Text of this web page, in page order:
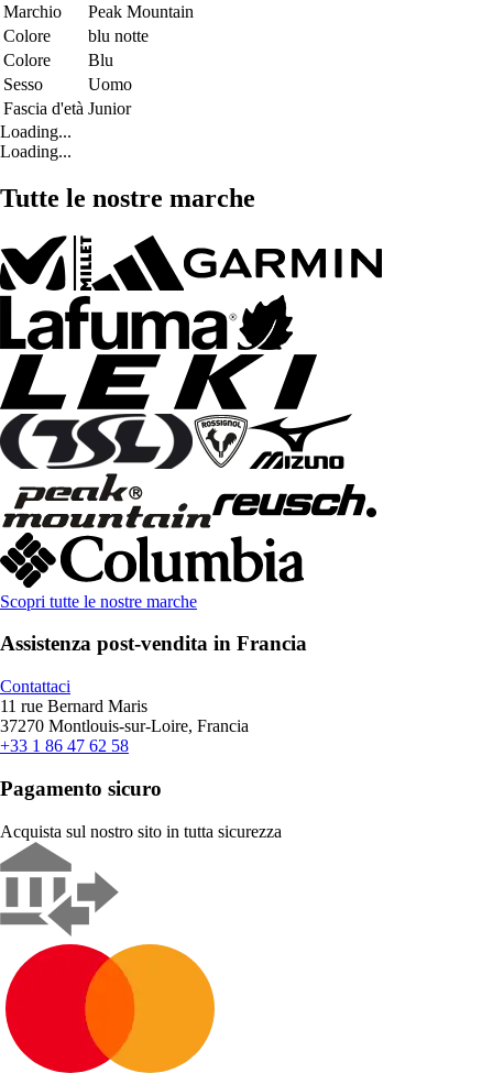
Marchio
Peak Mountain
Colore
blu notte
Colore
Blu
Sesso
Uomo
Fascia d'età Junior
Loading...
Loading...
Tutte le nostre marche
Scopri tutte le nostre marche
Assistenza post-vendita in Francia
Contattaci
11 rue Bernard Maris
37270 Montlouis-sur-Loire, Francia
+33 1 86 47 62 58
Pagamento sicuro
Acquista sul nostro sito in tutta sicurezza